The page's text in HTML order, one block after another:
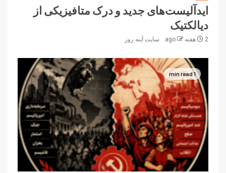
ایدآلیست‌های جدید و درک متافیزیکی از
دیالکتیک
2 هفته ago سایت آینه‌ روز
1 min read